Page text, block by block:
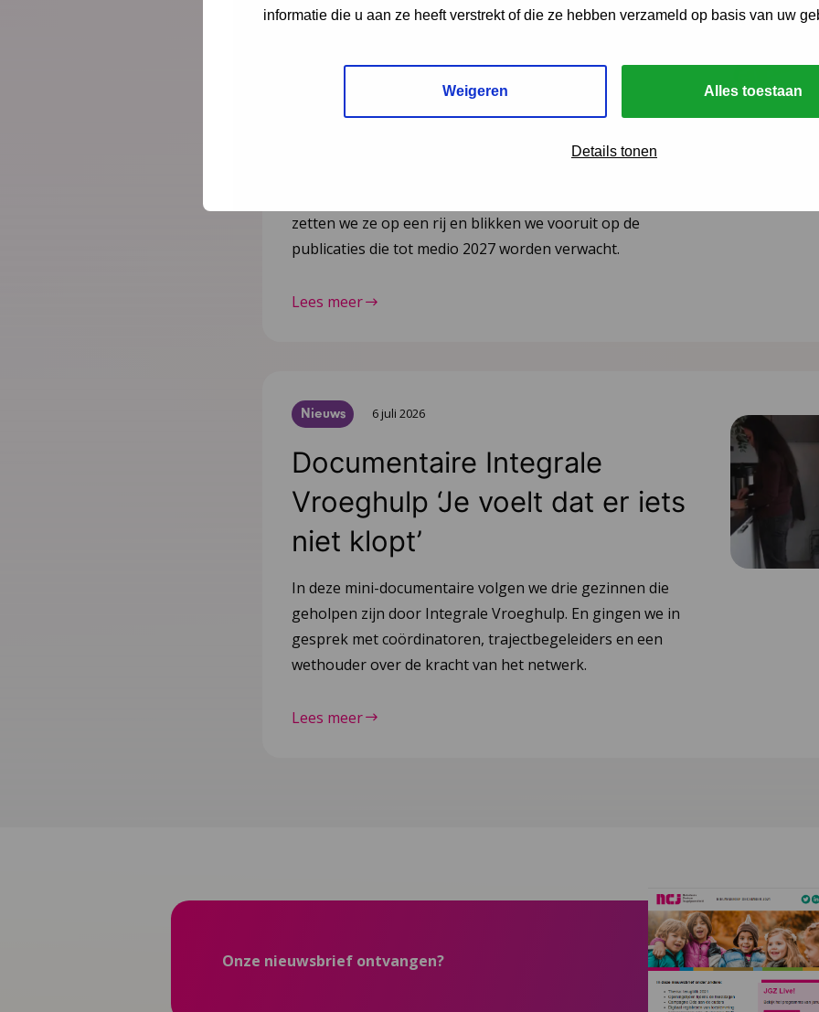
informatie die u aan ze heeft verstrekt of die ze hebben verzameld op basis van uw
Weigeren Alles toestaan
Details tonen
2023–2026: 8 nieuwe en
herziene richtlijnen
gepubliceerd
Na de publicatie van de herziene JGZ-richtlijn
zetten we ze op een rij en blikken we vooruit op de
publicaties die tot medio 2027 worden verwacht.
Lees meer
Nieuws 6 juli 2026
Documentaire Integrale
Vroeghulp ‘Je voelt dat er iets
niet klopt’
In deze mini-documentaire volgen we drie gezinnen die
geholpen zijn door Integrale Vroeghulp. En gingen we in
gesprek met coördinatoren, trajectbegeleiders en een
wethouder over de kracht van het netwerk.
Lees meer
Onze nieuwsbrief ontvangen?